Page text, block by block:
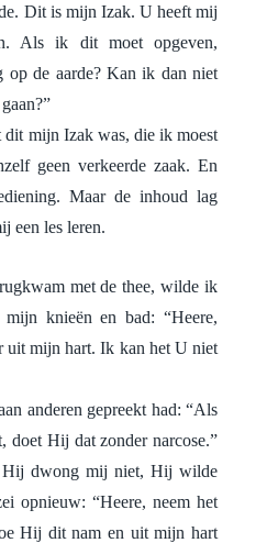
Dit is mijn Izak. U heeft mij
Als ik dit moet opgeven,
op de aarde? Kan ik dan niet
dit mijn Izak was, die ik moest
geen verkeerde zaak. En
Maar de inhoud lag
een les leren.
met de thee, wilde ik
knieën en bad: “Heere,
uit mijn hart. Ik kan het U niet
anderen gepreekt had: “Als
doet Hij dat zonder narcose.”
dwong mij niet, Hij wilde
opnieuw: “Heere, neem het
Hij dit nam en uit mijn hart